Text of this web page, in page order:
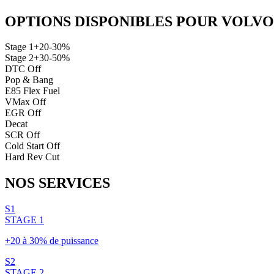
OPTIONS DISPONIBLES POUR VOLVO
Stage 1+20-30%
Stage 2+30-50%
DTC Off
Pop & Bang
E85 Flex Fuel
VMax Off
EGR Off
Decat
SCR Off
Cold Start Off
Hard Rev Cut
NOS SERVICES
S1
STAGE 1
+20 à 30% de puissance
S2